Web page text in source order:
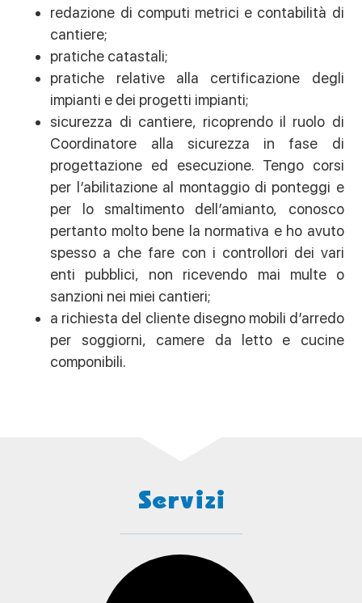
redazione di computi metrici e contabilità di
cantiere;
pratiche catastali;
pratiche relative alla certificazione degli
impianti e dei progetti impianti;
sicurezza di cantiere, ricoprendo il ruolo di
Coordinatore alla sicurezza in fase di
progettazione ed esecuzione. Tengo corsi
per l’abilitazione al montaggio di ponteggi e
per lo smaltimento dell’amianto, conosco
pertanto molto bene la normativa e ho avuto
spesso a che fare con i controllori dei vari
enti pubblici, non ricevendo mai multe o
sanzioni nei miei cantieri;
a richiesta del cliente disegno mobili d’arredo
per soggiorni, camere da letto e cucine
componibili.
Servizi